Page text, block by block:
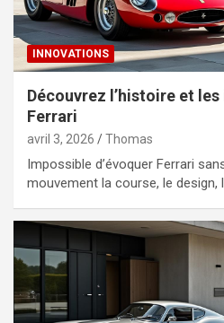
INNOVATIONS
Découvrez l’histoire et
Ferrari
avril 3, 2026 Thomas
Impossible d’évoquer Ferrari
mouvement la course, le design,